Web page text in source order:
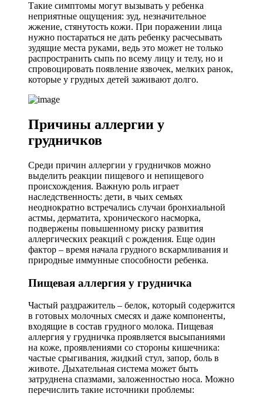
Такие симптомы могут вызывать у ребенка
неприятные ощущения: зуд, незначительное
жжение, стянутость кожи. При поражении лица
нужно постараться не дать ребенку расчесывать
зудящие места руками, ведь это может не только
распространить сыпь по всему лицу и телу, но и
спровоцировать появление язвочек, мелких ранок,
которые у грудных детей заживают долго.
Причины аллергии у
грудничков
Среди причин аллергии у грудничков можно
выделить реакции пищевого и непищевого
происхождения. Важную роль играет
наследственность: дети, в чьих семьях
неоднократно встречались случаи бронхиальной
астмы, дерматита, хронического насморка,
подвержены повышенному риску развития
аллергических реакций с рождения. Еще один
фактор – время начала грудного вскармливания и
природные иммунные способности ребенка.
Пищевая аллергия у грудничка
Частый раздражитель – белок, который содержится
в готовых молочных смесях и даже компоненты,
входящие в состав грудного молока. Пищевая
аллергия у грудничка проявляется высыпаниями
на коже, проявлениями со стороны кишечника:
частые срыгивания, жидкий стул, запор, боль в
животе. Дыхательная система может быть
затруднена спазмами, заложенностью носа. Можно
перечислить такие источники проблемы: